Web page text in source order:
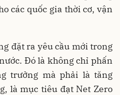
các quốc gia thời cơ, vận
đặt ra yêu cầu mới trong
Đó là không chỉ phấn
trưởng mà phải là tăng
là mục tiêu đạt Net Zero